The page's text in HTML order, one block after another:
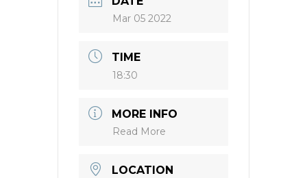
Mar 05 2022
TIME
18:30
MORE INFO
Read More
LOCATION